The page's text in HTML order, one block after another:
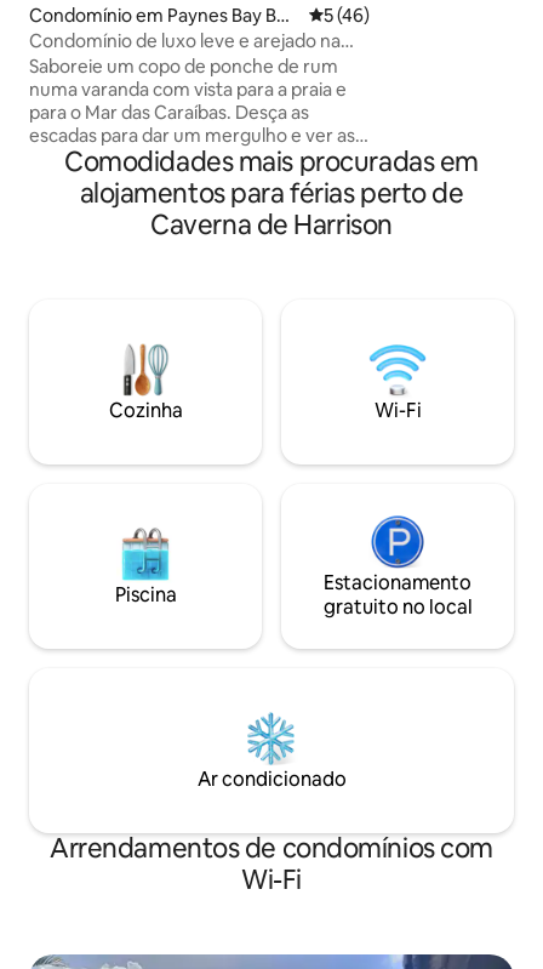
Condomínio em Paynes Bay Bea
ch
Classificação média de 5
5 (46)
Condomínio de luxo leve e arejado na
praia
Saboreie um copo de ponche de rum
numa varanda com vista para a praia e
para o Mar das Caraíbas. Desça as
escadas para dar um mergulho e ver as
tartarugas marinhas. O apartamento
tem um interior encantador com
pinturas coloridas de artistas locais e
peças de destaque vibrantes. Três
vinho e máquina de cappuccino. Sala de
estar luminosa com sofás baixos, TV por
cabo, Netflix/Apple/Amazon e portas de
correr traseiras para a varanda de
verdadeiramente
Comodidades mais procuradas em
alojamentos para férias perto de
Caverna de Harrison
Cozinha Wi-Fi
Piscina
Estacionamento
gratuito no local
Ar condicionado
Arrendamentos de condomínios com
Wi-Fi